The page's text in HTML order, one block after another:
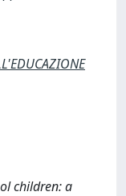
children: a